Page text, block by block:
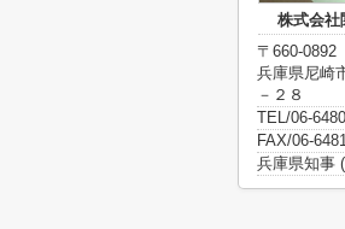
株式会社
〒660-0892
兵庫県尼崎
－２８
TEL/06-
FAX/06-
兵庫県知事